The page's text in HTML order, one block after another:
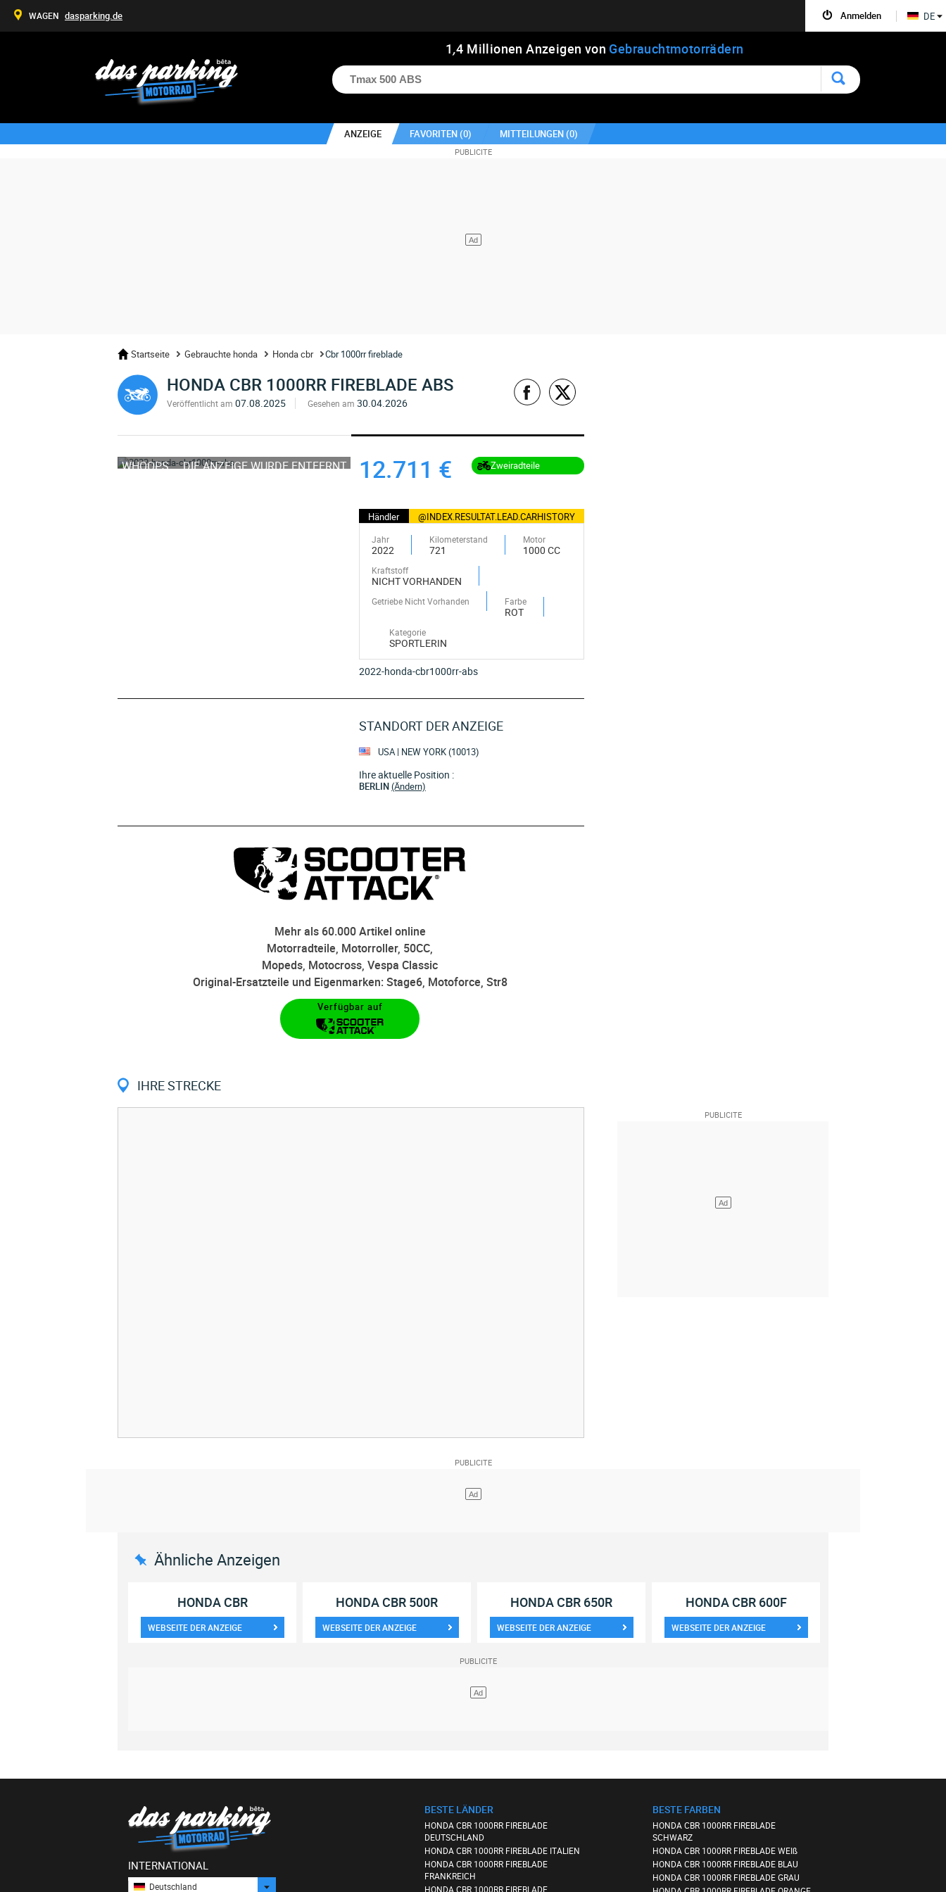
1,4 Millionen Anzeigen von Gebrauchtmotorrädern
ANZEIGE FAVORITEN (0) MITTEILUNGEN (0)
Startseite Gebrauchte honda Honda cbr Cbr 1000rr fireblade
HONDA CBR 1000RR FIREBLADE ABS
Veröffentlicht am 07.08.2025 Gesehen am 30.04.2026
WHOOPS ... DIE ANZEIGE WURDE ENTFERNT 12.711 € Zweiradteile
Händler @INDEX.RESULTAT.LEAD.CARHISTORY
Jahr
2022
Kilometerstand
721
Motor
1000 CC
Kraftstoff
NICHT VORHANDEN
Getriebe Nicht Vorhanden Farbe
ROT
Kategorie
SPORTLERIN
2022-honda-cbr1000rr-abs
STANDORT DER ANZEIGE
USA | NEW YORK (10013)
Ihre aktuelle Position :
BERLIN(Ändern)
Mehr als 60.000 Artikel online
Motorradteile, Motorroller, 50CC,
Mopeds, Motocross, Vespa Classic
Original-Ersatzteile und Eigenmarken: Stage6, Motoforce, Str8
Verfügbar auf
IHRE STRECKE
Ähnliche Anzeigen
HONDA CBR
WEBSEITE DER ANZEIGE
HONDA CBR 500R
WEBSEITE DER ANZEIGE
HONDA CBR 650R
WEBSEITE DER ANZEIGE
HONDA CBR 600F
WEBSEITE DER ANZEIGE
INTERNATIONAL
Deutschland
BESTE LÄNDER
HONDA CBR 1000RR FIREBLADE
DEUTSCHLAND
HONDA CBR 1000RR FIREBLADE ITALIEN
HONDA CBR 1000RR FIREBLADE
FRANKREICH
HONDA CBR 1000RR FIREBLADE
BESTE FARBEN
HONDA CBR 1000RR FIREBLADE
SCHWARZ
HONDA CBR 1000RR FIREBLADE WEIß
HONDA CBR 1000RR FIREBLADE BLAU
HONDA CBR 1000RR FIREBLADE GRAU
Anmelden
WAGEN dasparking.de DE